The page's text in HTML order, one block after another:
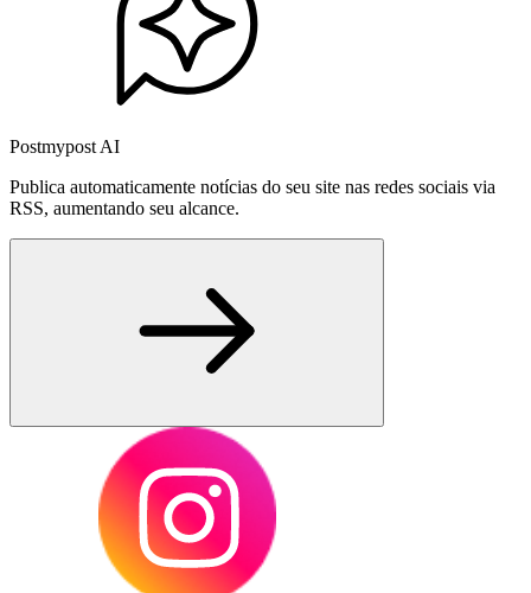
Postmypost AI
Publica automaticamente notícias do seu site nas redes sociais via
RSS, aumentando seu alcance.